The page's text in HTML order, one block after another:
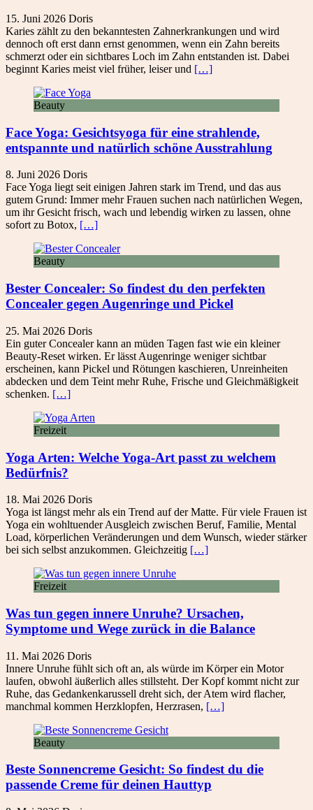
15. Juni 2026 Doris
Karies zählt zu den bekanntesten Zahnerkrankungen und wird
dennoch oft erst dann ernst genommen, wenn ein Zahn bereits
schmerzt oder ein sichtbares Loch im Zahn entstanden ist. Dabei
beginnt Karies meist viel früher, leiser und […]
Beauty
Face Yoga: Gesichtsyoga für eine strahlende,
entspannte und natürlich schöne Ausstrahlung
8. Juni 2026 Doris
Face Yoga liegt seit einigen Jahren stark im Trend, und das aus
gutem Grund: Immer mehr Frauen suchen nach natürlichen Wegen,
um ihr Gesicht frisch, wach und lebendig wirken zu lassen, ohne
sofort zu Botox, […]
Beauty
Bester Concealer: So findest du den perfekten
Concealer gegen Augenringe und Pickel
25. Mai 2026 Doris
Ein guter Concealer kann an müden Tagen fast wie ein kleiner
Beauty-Reset wirken. Er lässt Augenringe weniger sichtbar
erscheinen, kann Pickel und Rötungen kaschieren, Unreinheiten
abdecken und dem Teint mehr Ruhe, Frische und Gleichmäßigkeit
schenken. […]
Freizeit
Yoga Arten: Welche Yoga-Art passt zu welchem
Bedürfnis?
18. Mai 2026 Doris
Yoga ist längst mehr als ein Trend auf der Matte. Für viele Frauen ist
Yoga ein wohltuender Ausgleich zwischen Beruf, Familie, Mental
Load, körperlichen Veränderungen und dem Wunsch, wieder stärker
bei sich selbst anzukommen. Gleichzeitig […]
Freizeit
Was tun gegen innere Unruhe? Ursachen,
Symptome und Wege zurück in die Balance
11. Mai 2026 Doris
Innere Unruhe fühlt sich oft an, als würde im Körper ein Motor
laufen, obwohl äußerlich alles stillsteht. Der Kopf kommt nicht zur
Ruhe, das Gedankenkarussell dreht sich, der Atem wird flacher,
manchmal kommen Herzklopfen, Herzrasen, […]
Beauty
Beste Sonnencreme Gesicht: So findest du die
passende Creme für deinen Hauttyp